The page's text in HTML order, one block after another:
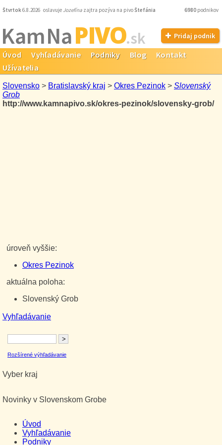
Štvrtok6.8.2026 oslavuje Jozefína zajtra pozýva na pivoŠtefánia 6980 podnikov
Kam NaPIVO.sk Pridaj podnik
Úvod Vyhľadávanie Podniky Blog
Kontakt
Užívatelia
Slovensko > Bratislavský kraj > Okres Pezinok > Slovenský
Grob
Vyhľadávanie
Rozšírené výhľadávanie
Vyber kraj
Novinky v Slovenskom Grobe
http://www.kamnapivo.sk/okres-pezinok/slovensky-grob/
úroveň vyššie:
Okres Pezinok
aktuálna poloha:
Slovenský Grob
Úvod
Vyhľadávanie
Podniky